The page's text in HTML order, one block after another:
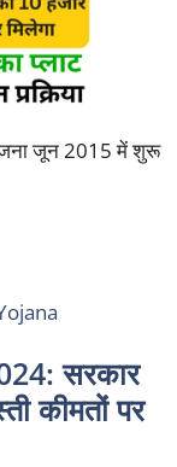
जून 2015 में शुरू
सरकार
कीमतों पर